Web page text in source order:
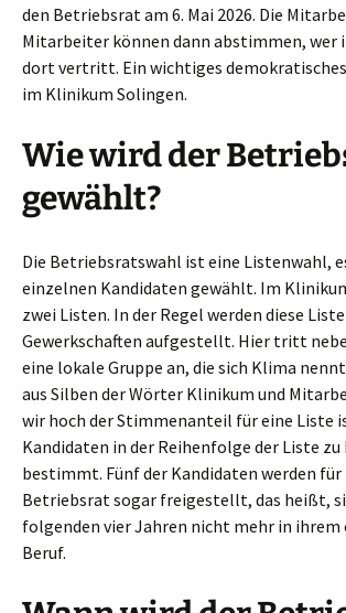
den Betriebsrat am 6. Mai 2026. Die
Mitarbeiter können dann abstimmen, wer
dort vertritt. Ein wichtiges
im Klinikum Solingen.
Wie wird der
gewählt?
Die Betriebsratswahl ist eine Listenwahl,
einzelnen Kandidaten gewählt. Im
zwei Listen. In der Regel werden diese
Gewerkschaften aufgestellt. Hier tritt
eine lokale Gruppe an, die sich Klima
aus Silben der Wörter Klinikum und
wir hoch der Stimmenanteil für eine Liste
Kandidaten in der Reihenfolge der Liste
bestimmt. Fünf der Kandidaten werden
Betriebsrat sogar freigestellt, das heißt,
folgenden vier Jahren nicht mehr in
Beruf.